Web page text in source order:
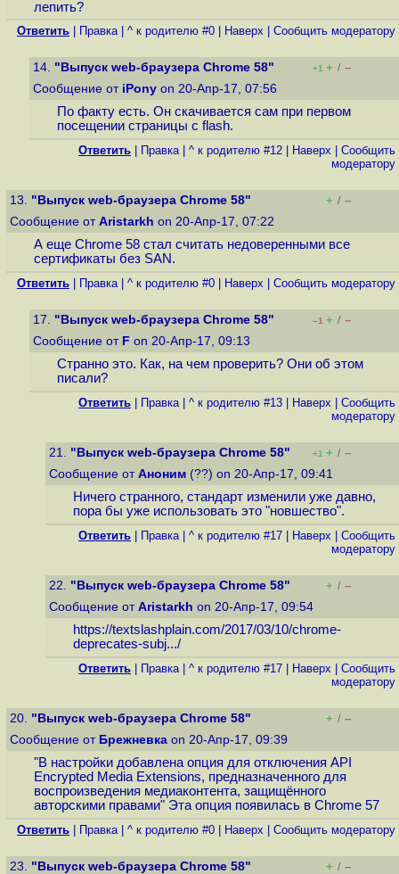
лепить?
Ответить Правка| ^ к родителю #0 Наверх Cообщить модератору
14. "Выпуск web-браузера Chrome 58" +1 + / –
Сообщение от iPony on 20-Апр-17, 07:56
По факту есть. Он скачивается сам при первом
посещении страницы с flash.
Ответить Правка| ^ к родителю #12 Наверх
Cообщить
модератору
13. "Выпуск web-браузера Chrome 58" + / –
Сообщение от Aristarkh on 20-Апр-17, 07:22
А еще Chrome 58 стал считать недоверенными все
сертификаты без SAN.
Ответить Правка| ^ к родителю #0 Наверх Cообщить модератору
17. "Выпуск web-браузера Chrome 58" –1 + / –
Сообщение от F on 20-Апр-17, 09:13
Странно это. Как, на чем проверить? Они об этом
писали?
Ответить Правка| ^ к родителю #13 Наверх
Cообщить
модератору
21. "Выпуск web-браузера Chrome 58" +1 + / –
Сообщение от Аноним (??) on 20-Апр-17, 09:41
Ничего странного, стандарт изменили уже давно,
пора бы уже использовать это "новшество".
Ответить Правка| ^ к родителю #17 Наверх
Cообщить
модератору
22. "Выпуск web-браузера Chrome 58" + / –
Сообщение от Aristarkh on 20-Апр-17, 09:54
https://textslashplain.com/2017/03/10/chrome-
deprecates-subj.../
Ответить Правка| ^ к родителю #17 Наверх
Cообщить
модератору
20. "Выпуск web-браузера Chrome 58" + / –
Сообщение от Брежневка on 20-Апр-17, 09:39
"В настройки добавлена опция для отключения API
Encrypted Media Extensions, предназначенного для
воспроизведения медиаконтента, защищённого
авторскими правами" Эта опция появилась в Chrome 57
Ответить Правка| ^ к родителю #0 Наверх Cообщить модератору
23. "Выпуск web-браузера Chrome 58" + / –